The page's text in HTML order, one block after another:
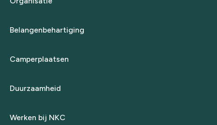
Belangenbehartiging
Camperplaatsen
Duurzaamheid
Werken bij NKC